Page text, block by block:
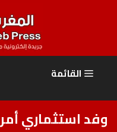
القائمة
وفد استثماري